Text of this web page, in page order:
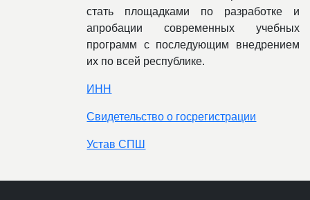
стать площадками по разработке и
апробации современных учебных
программ с последующим внедрением
их по всей республике.
ИНН
Свидетельство о госрегистрации
Устав СПШ